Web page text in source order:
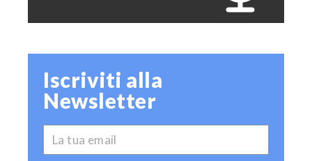
Iscriviti alla
Newsletter
EMAIL